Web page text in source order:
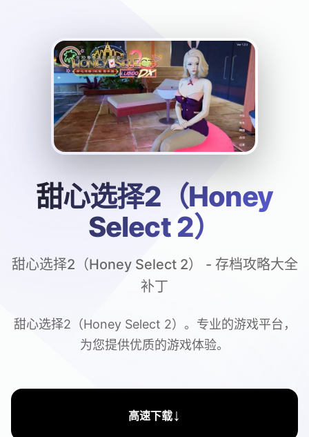
甜心选择2（Honey
Select 2）
甜心选择2（Honey Select 2） - 存档攻略大全
补丁
甜心选择2（Honey Select 2）。专业的游戏平台，
为您提供优质的游戏体验。
高速下载↓